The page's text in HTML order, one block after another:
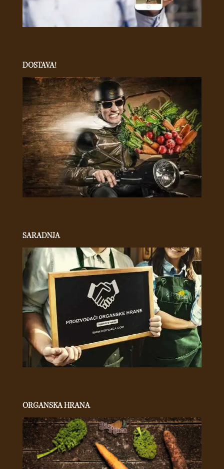
DOSTAVA!
SARADNJA
ORGANSKA HRANA